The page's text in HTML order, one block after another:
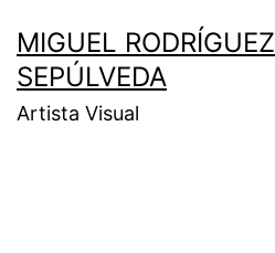
MIGUEL RODRÍGUEZ
SEPÚLVEDA
Artista Visual